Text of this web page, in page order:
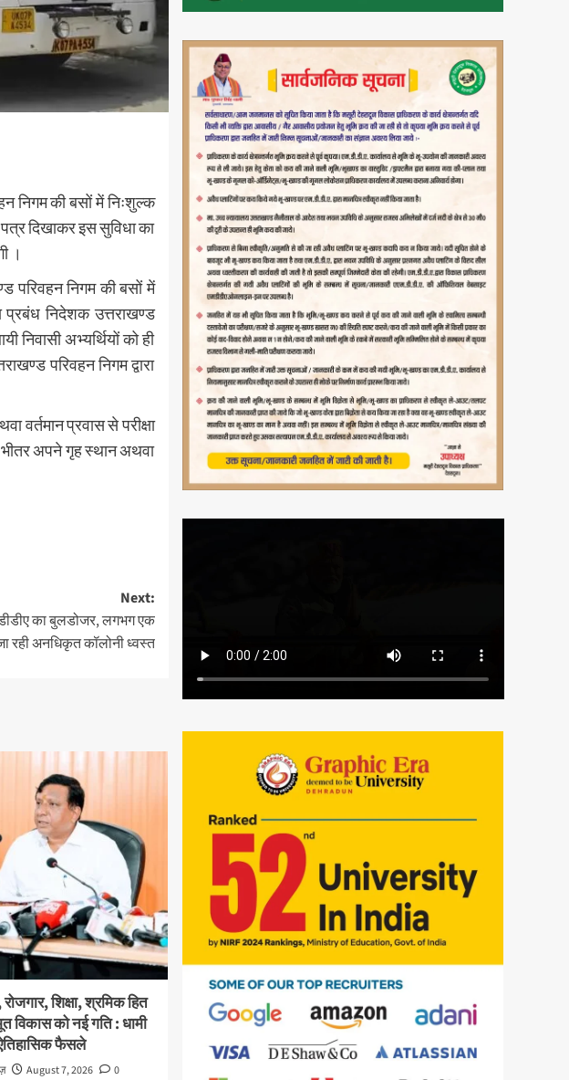
निगम की बसों में निःशुल्क
दिखाकर इस सुविधा का
।
परिवहन निगम की बसों में
प्रबंध निदेशक उत्तराखण्ड
अभ्यर्थियों को ही
परिवहन निगम द्वारा
वर्तमान प्रवास से परीक्षा
भीतर अपने गृह स्थान अथवा
Next:
का बुलडोजर, लगभग एक
रही अनधिकृत कॉलोनी ध्वस्त
शिक्षा, श्रमिक हित
को नई गति : धामी
फैसले
August 7, 2026 0